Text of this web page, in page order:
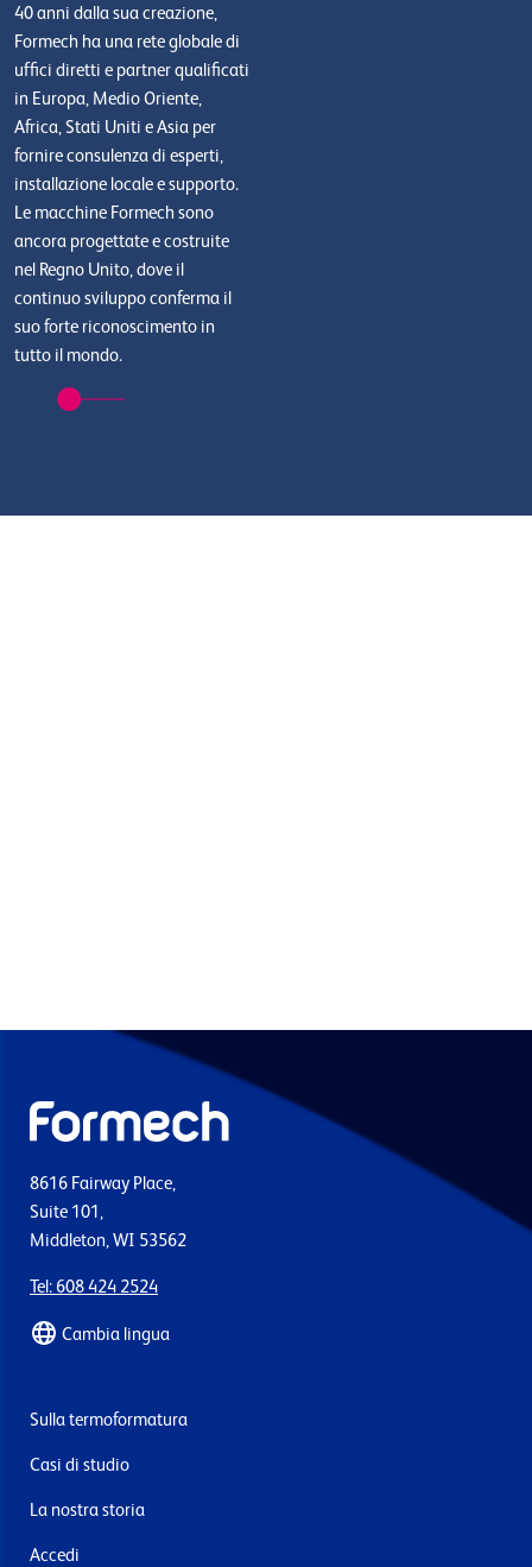
40 anni dalla sua creazione,
Formech ha una rete globale di
uffici diretti e partner qualificati
in Europa, Medio Oriente,
Africa, Stati Uniti e Asia per
fornire consulenza di esperti,
installazione locale e supporto.
Le macchine Formech sono
ancora progettate e costruite
nel Regno Unito, dove il
continuo sviluppo conferma il
suo forte riconoscimento in
tutto il mondo.
8616 Fairway Place,
Suite 101,
Middleton, WI 53562
Tel: 608 424 2524
Cambia lingua
Sulla termoformatura
Casi di studio
La nostra storia
Accedi